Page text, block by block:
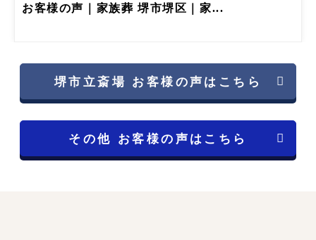
声｜家族葬 堺市堺区｜家...
堺市立斎場 お客様の声はこちら
その他 お客様の声はこちら